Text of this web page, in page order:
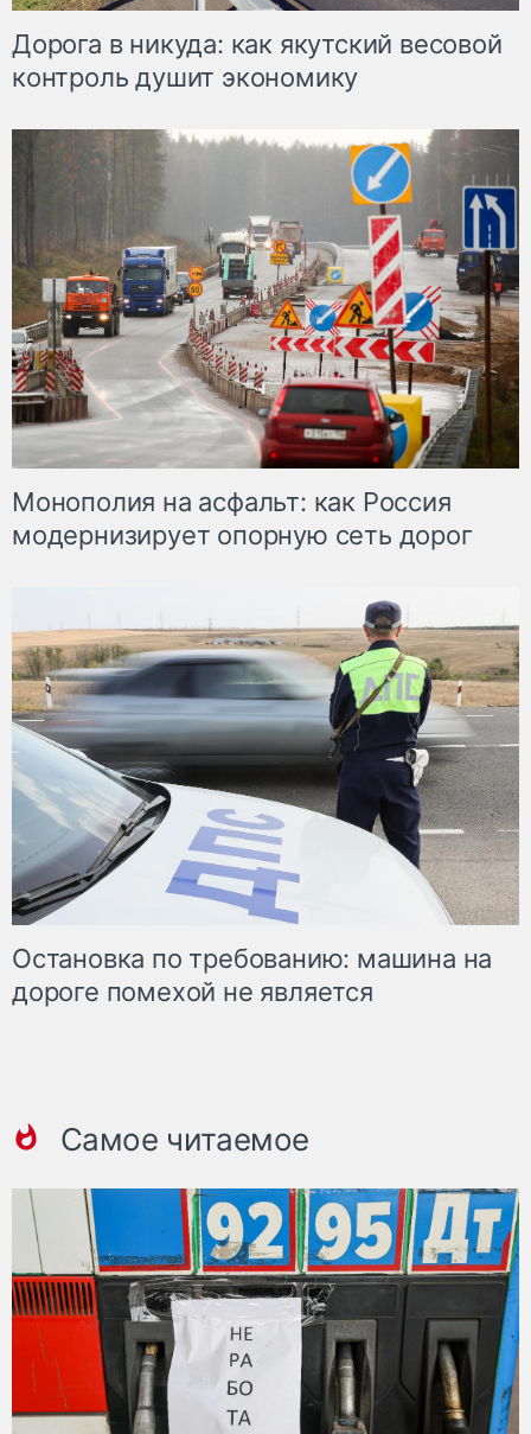
Дорога в никуда: как якутский весовой
контроль душит экономику
Монополия на асфальт: как Россия
модернизирует опорную сеть дорог
Остановка по требованию: машина на
дороге помехой не является
Самое читаемое